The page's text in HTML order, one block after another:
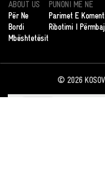
ABOUT US
Për Ne
Bordi
Mbështetësit
PUNONI ME NE
Parimet E
Ribotimi I
© 2026